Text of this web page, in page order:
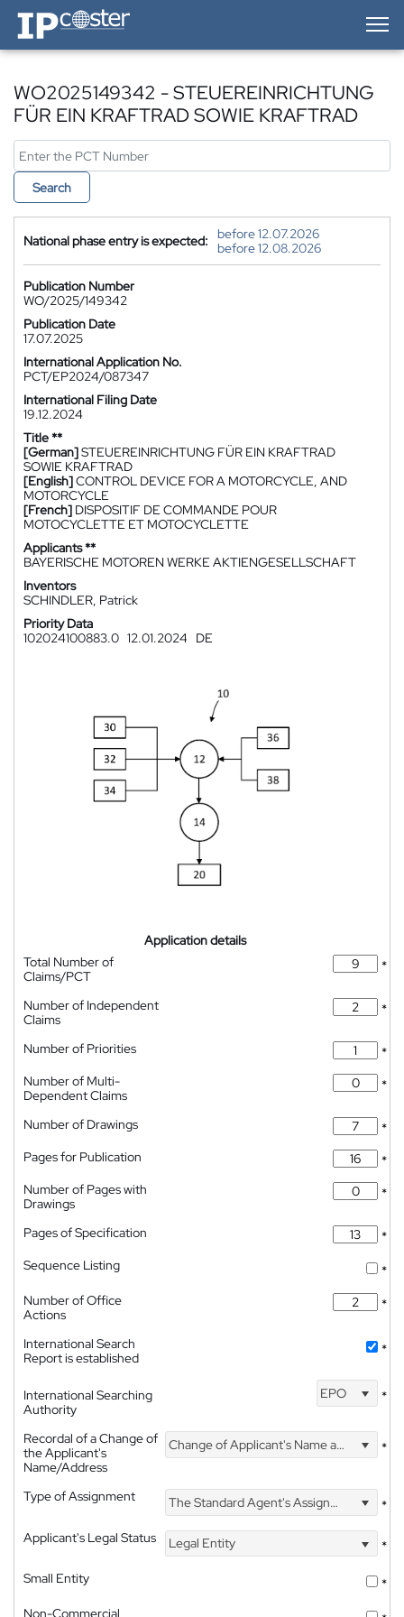
IP-Coster — Home
WO2025149342 - STEUEREINRICHTUNG
FÜR EIN KRAFTRAD SOWIE KRAFTRAD
Search
National phase entry is expected:
before 12.07.2026
before 12.08.2026
Publication Number
WO/2025/149342
Publication Date
17.07.2025
International Application No.
PCT/EP2024/087347
International Filing Date
19.12.2024
Title **
[German]STEUEREINRICHTUNG FÜR EIN KRAFTRAD
SOWIE KRAFTRAD
[English]CONTROL DEVICE FOR A MOTORCYCLE, AND
MOTORCYCLE
[French] DISPOSITIF DE COMMANDE POUR
MOTOCYCLETTE ET MOTOCYCLETTE
Applicants **
BAYERISCHE MOTOREN WERKE AKTIENGESELLSCHAFT
Inventors
SCHINDLER, Patrick
Priority Data
102024100883.0 12.01.2024 DE
Application details
Total Number of
Claims/PCT
*
Number of Independent
Claims
*
Number of Priorities
*
Number of Multi-
Dependent Claims
*
Number of Drawings
*
Pages for Publication
*
Number of Pages with
Drawings
*
Pages of Specification
*
Sequence Listing
*
Number of Office
Actions
*
International Search
Report is established
*
International Searching
Authority
EPO *
Recordal of a Change of
the Applicant's
Name/Address
Change of Applicant's Name and Address *
Type of Assignment The Standard Agent's Assignment
*
Applicant's Legal Status
Legal Entity
*
Small Entity
*
Non-Commercial